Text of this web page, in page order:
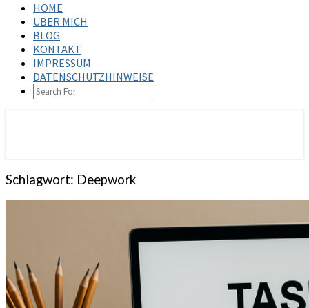
HOME
ÜBER MICH
BLOG
KONTAKT
IMPRESSUM
DATENSCHUTZHINWEISE
SEARCH
ICON
Schlagwort: Deepwork